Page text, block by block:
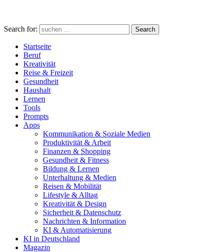
Search for: Search
Startseite
Beruf
Kreativität
Reise & Freizeit
Gesundheit
Haushalt
Lernen
Tools
Prompts
Apps
Kommunikation & Soziale Medien
Produktivität & Arbeit
Finanzen & Shopping
Gesundheit & Fitness
Bildung & Lernen
Unterhaltung & Medien
Reisen & Mobilität
Lifestyle & Alltag
Kreativität & Design
Sicherheit & Datenschutz
Nachrichten & Information
KI & Automatisierung
KI in Deutschland
Magazin